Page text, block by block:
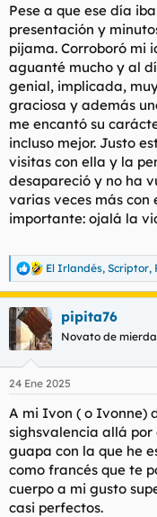
Pese a que ese día
presentación y
pijama. Corroboró mi
aguanté mucho y al
genial, implicada,
graciosa y además
me encantó su
incluso mejor. Justo
visitas con ella y la
desapareció y no ha
varias veces más con
importante: ojalá la
R
e
a
c
c
i
e
:
El Irlandés, Scriptor,
pipita76
Novato de mierda
24 Ene 2025
A mi Ivon ( o Ivonne)
sighsvalencia allá por
guapa con la que he
como francés que te
cuerpo a mi gusto
casi perfectos.